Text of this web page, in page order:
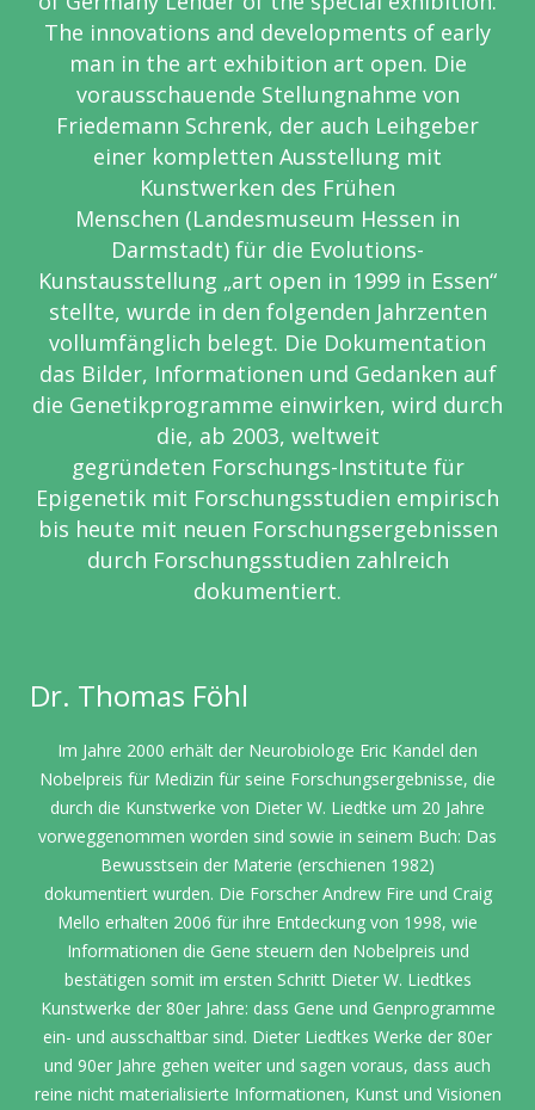
The innovations and developments of early
man in the art exhibition art open. Die
vorausschauende Stellungnahme von
Friedemann Schrenk, der auch Leihgeber
einer kompletten Ausstellung mit
Kunstwerken des Frühen
Menschen (Landesmuseum Hessen in
Darmstadt) für die Evolutions-
Kunstausstellung „art open in 1999 in Essen“
stellte, wurde in den folgenden Jahrzenten
vollumfänglich belegt. Die Dokumentation
das Bilder, Informationen und Gedanken auf
die Genetikprogramme einwirken, wird durch
die, ab 2003, weltweit
gegründeten Forschungs-Institute für
Epigenetik mit Forschungsstudien empirisch
bis heute mit neuen Forschungsergebnissen
durch Forschungsstudien zahlreich
dokumentiert.
Dr. Thomas Föhl
Im Jahre 2000 erhält der Neurobiologe Eric Kandel den
Nobelpreis für Medizin für seine Forschungsergebnisse, die
durch die Kunstwerke von Dieter W. Liedtke um 20 Jahre
vorweggenommen worden sind sowie in seinem Buch: Das
Bewusstsein der Materie (erschienen 1982)
dokumentiert wurden. Die Forscher Andrew Fire und Craig
Mello erhalten 2006 für ihre Entdeckung von 1998, wie
Informationen die Gene steuern den Nobelpreis und
bestätigen somit im ersten Schritt Dieter W. Liedtkes
Kunstwerke der 80er Jahre: dass Gene und Genprogramme
ein- und ausschaltbar sind. Dieter Liedtkes Werke der 80er
und 90er Jahre gehen weiter und sagen voraus, dass auch
reine nicht materialisierte Informationen, Kunst und Visionen